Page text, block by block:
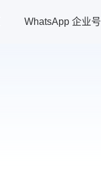
WhatsApp 企业号